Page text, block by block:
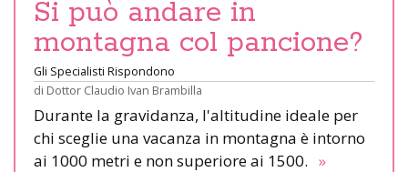
Si può andare in
montagna col pancione?
Gli Specialisti Rispondono
di Dottor Claudio Ivan Brambilla
Durante la gravidanza, l'altitudine ideale per
chi sceglie una vacanza in montagna è intorno
ai 1000 metri e non superiore ai 1500. »